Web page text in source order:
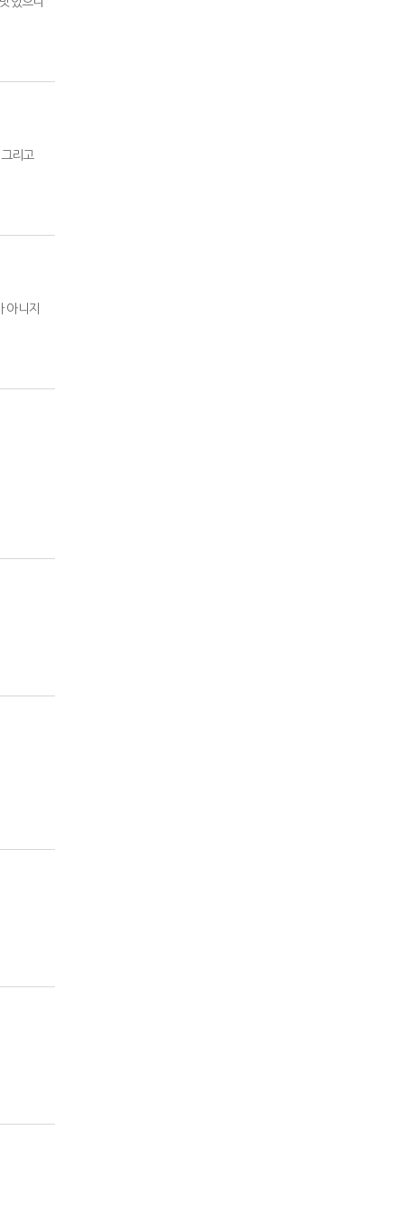
리고
아니지